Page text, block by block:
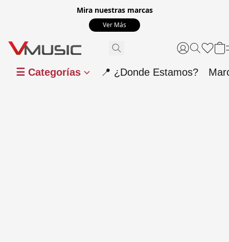
Mira nuestras marcas
Ver Más
☰ Categorías 📍 ¿Donde Estamos?